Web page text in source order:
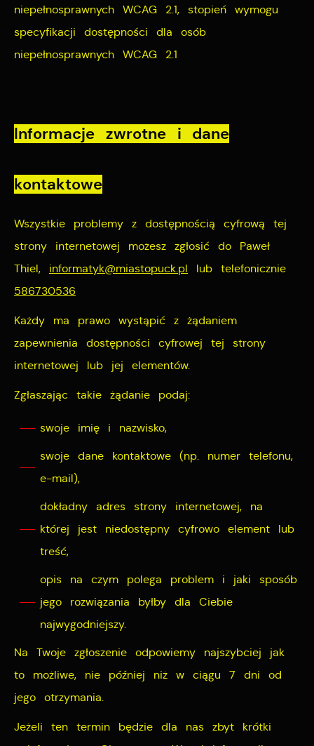
niepełnosprawnych WCAG 2.1, stopień wymogu
specyfikacji dostępności dla osób
niepełnosprawnych WCAG 2.1
Informacje zwrotne i dane
kontaktowe
Wszystkie problemy z dostępnością cyfrową tej
strony internetowej możesz zgłosić do Paweł
Thiel, informatyk@miastopuck.pl lub telefonicznie
586730536
Każdy ma prawo wystąpić z żądaniem
zapewnienia dostępności cyfrowej tej strony
internetowej lub jej elementów.
Zgłaszając takie żądanie podaj:
swoje imię i nazwisko,
swoje dane kontaktowe (np. numer telefonu,
e-mail),
dokładny adres strony internetowej, na
której jest niedostępny cyfrowo element lub
treść,
opis na czym polega problem i jaki sposób
jego rozwiązania byłby dla Ciebie
najwygodniejszy.
Na Twoje zgłoszenie odpowiemy najszybciej jak
to możliwe, nie później niż w ciągu 7 dni od
jego otrzymania.
Jeżeli ten termin będzie dla nas zbyt krótki